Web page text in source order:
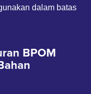
dalam batas
BPOM